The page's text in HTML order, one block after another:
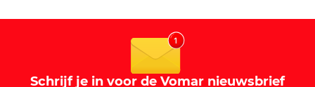
Schrijf je in voor de Vomar nieuwsbrief